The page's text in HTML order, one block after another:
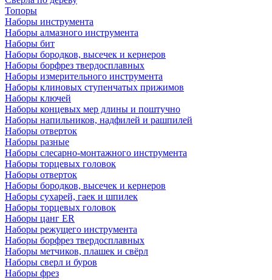
Топоры
Наборы инструмента
Наборы алмазного инструмента
Наборы бит
Наборы бородков, высечек и кернеров
Наборы борфрез твердосплавных
Наборы измерительного инструмента
Наборы клиновых ступенчатых прижимов
Наборы ключей
Наборы концевых мер длины и поштучно
Наборы напильников, надфилей и рашпилей
Наборы отверток
Наборы разные
Наборы слесарно-монтажного инструмента
Наборы торцевых головок
Наборы отверток
Наборы бородков, высечек и кернеров
Наборы сухарей, гаек и шпилек
Наборы торцевых головок
Наборы цанг ER
Наборы режущего инструмента
Наборы борфрез твердосплавных
Наборы метчиков, плашек и свёрл
Наборы сверл и буров
Наборы фрез